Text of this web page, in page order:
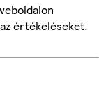
értékeléseket.